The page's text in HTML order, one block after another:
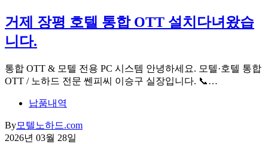
거제 장평 호텔 통합 OTT 설치다녀왔습
니다.
통합 OTT & 모텔 전용 PC 시스템 안녕하세요. 모텔·호텔 통합
OTT / 노하드 전문 쎈피씨 이승구 실장입니다. 📞…
납품내역
By모텔노하드.com
2026년 03월 28일